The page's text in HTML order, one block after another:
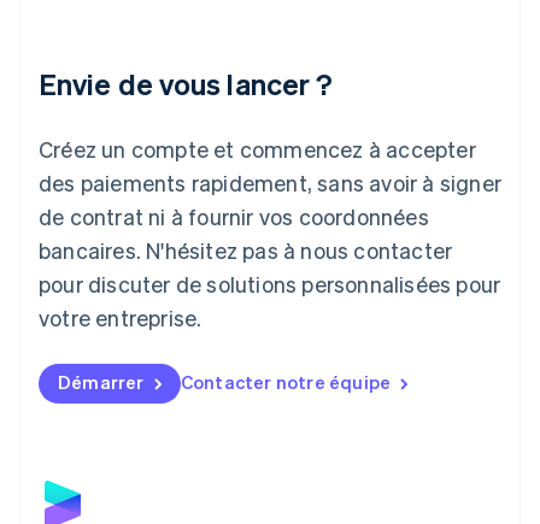
Envie de vous lancer ?
Créez un compte et commencez à accepter
des paiements rapidement, sans avoir à signer
de contrat ni à fournir vos coordonnées
bancaires. N'hésitez pas à nous contacter
pour discuter de solutions personnalisées pour
votre entreprise.
Démarrer Contacter notre équipe
Japon
Lettonie
English
Liechtenstein
DeutschEnglish
Lituanie
Luxembourg
FrançaisDeutschEnglish
English简体中文
Malte
Norvège
English